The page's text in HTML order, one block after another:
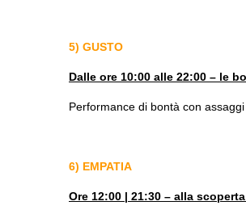
5) GUSTO
Dalle ore 10:00 alle 22:00 – le
Performance di bontà con
6) EMPATIA
Ore 12:00 | 21:30 – alla